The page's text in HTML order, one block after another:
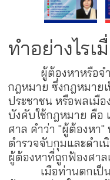
ทำอย่างไร
ผู้ต้องหาหรือจำเ
กฎหมาย ซึ่งกฎหมาย
ประชาชน หรือพลเมื
บังคับใช้กฎหมาย คือ
ศาล คำว่า "ผู้ต้องหา
ตำรวจจับกุมและดำเ
ผู้ต้องหาที่ถูกฟ้องศาล
เมือท่านตกเป็นผู้